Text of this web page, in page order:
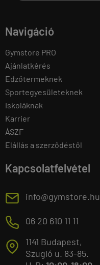
Navigáció
Gymstore PRO
Ajánlatkérés
Edzőtermeknek
Sportegyesületeknek
Iskoláknak
Karrier
ÁSZF
Elállás a szerződéstől
Kapcsolatfelvétel
E info@gymstore.hu
M 06 20 610 11 11
T
1141 Budapest,
Szugló u. 83-85.